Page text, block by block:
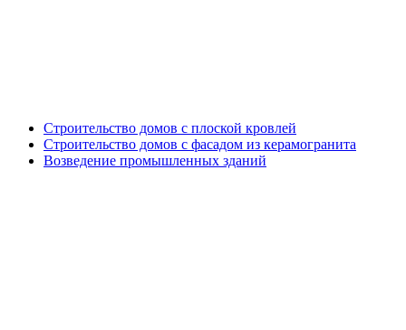
Строительство домов с плоской кровлей
Строительство домов с фасадом из керамогранита
Возведение промышленных зданий